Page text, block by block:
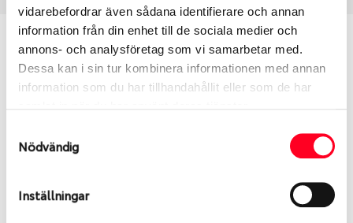
vidarebefordrar även sådana identifierare och annan
information från din enhet till de sociala medier och
annons- och analysföretag som vi samarbetar med.
Dessa kan i sin tur kombinera informationen med annan
information som du har tillhandahållit eller som de har
Nödvändig
Inställningar
Passar denna fälg min bil?
Ange registreringsnummer för att se om den fälg
Ibland kan fälgen ha bytts ut under årens lopp och
inte vara samma dimension som bilen hade ut från